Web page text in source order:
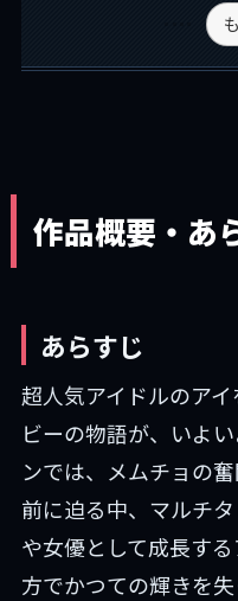
作品概要・あ
あらすじ
超人気アイドルのア
ビーの物語が、いよ
ンでは、メムチョの
前に迫る中、マルチ
や女優として成長す
方でかつての輝きを